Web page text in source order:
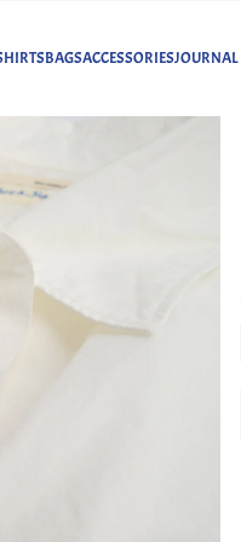
BAGSACCESSORIESJOURNAL